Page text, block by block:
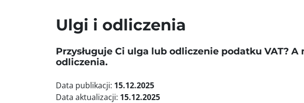
Ulgi i odliczenia
Przysługuje Ci ulga lub odliczenie podatku VAT?
odliczenia.
Data publikacji: 15.12.2025
Data aktualizacji: 15.12.2025